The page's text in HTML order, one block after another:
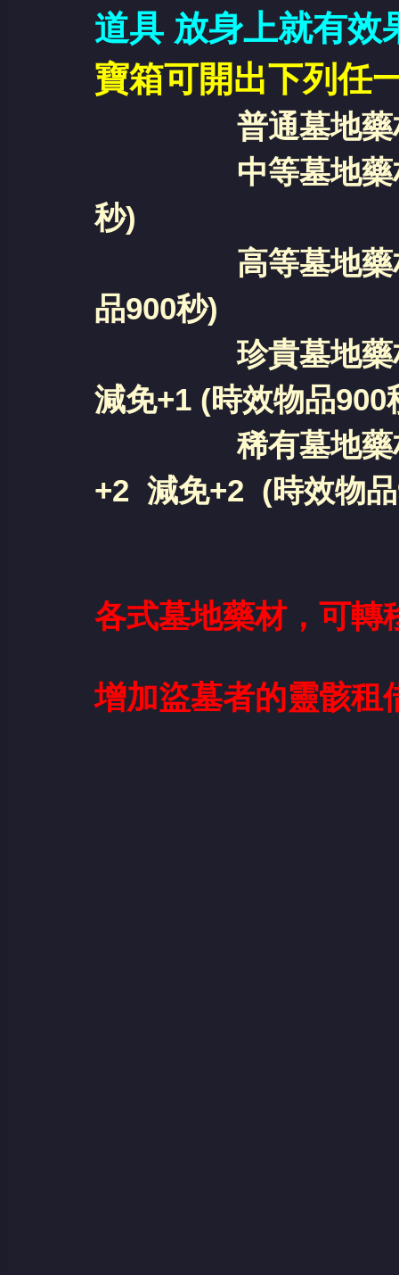
道具 放身上就有效
寶箱可開出下列任
普通墓地藥材
中等墓地藥材
秒)
高等墓地藥材
品900秒)
珍貴墓地藥材
減免+1 (時效物品900
稀有墓地藥材
+2 減免+2 (時效物
各式墓地藥材，可轉
增加盜墓者的靈骸租